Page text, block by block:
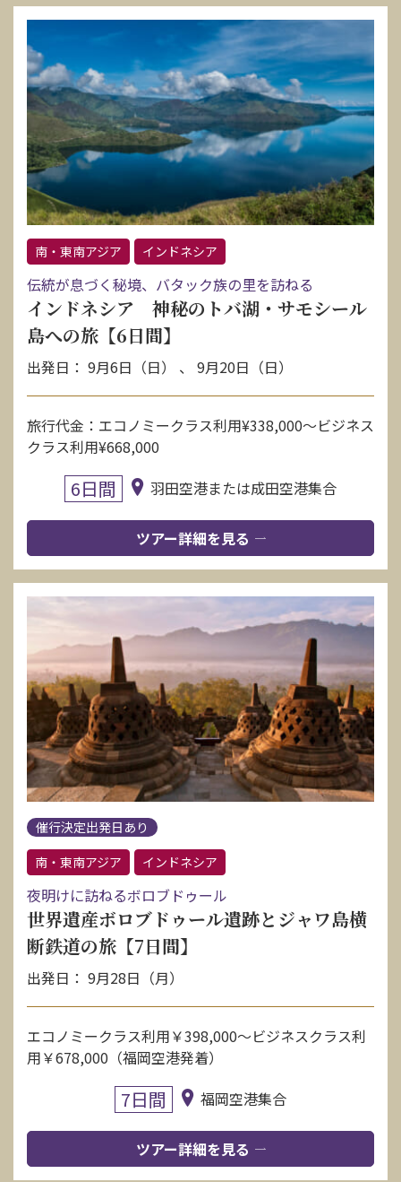
南・東南アジア インドネシア
伝統が息づく秘境、バタック族の里を訪ねる
インドネシア 神秘のトバ湖・サモシール
島への旅【6日間】
出発日： 9月6日（日） 、 9月20日（日）
旅行代金：エコノミークラス利用¥338,000〜ビジネス
クラス利用¥668,000
6日間 羽田空港または成田空港集合
ツアー詳細を見る
催行決定出発日あり
南・東南アジア
インドネシア
夜明けに訪ねるボロブドゥール
世界遺産ボロブドゥール遺跡とジャワ島横
断鉄道の旅【7日間】
出発日： 9月28日（月）
エコノミークラス利用￥398,000〜ビジネスクラス利
用￥678,000（福岡空港発着）
7日間 福岡空港集合
ツアー詳細を見る